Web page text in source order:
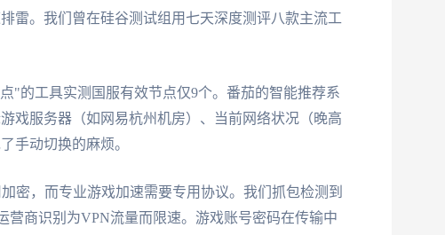
雷。我们曾在硅谷测试组用七天深度测评八款主流工
"的工具实测国服有效节点仅9个。番茄的智能推荐系
戏服务器（如网易杭州机房）、当前网络状况（晚高
手动切换的麻烦。
密，而专业游戏加速需要专用协议。我们抓包检测到
营商识别为VPN流量而限速。游戏账号密码在传输中